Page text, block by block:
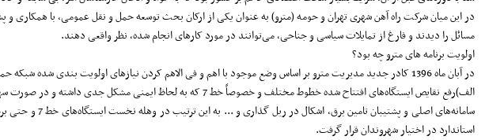
در این میان شرکت راه آهن شهری تهران و حومه (مترو) به عنوان یکی از ارکان بحث توسعه حمل و نقل عمومی، با همکاری و
مسائل را دیدند و فارغ از تمایلات سیاسی و جناحی، می‌توانند در مورد کارهای انجام شده، نظر واقعی دهند.
اولویت برنامه های مترو چه بود؟
در آبان ماه 1396 کادر جدید مدیریت مترو بر اساس وضع موجود با اهم و فی الاهم کردن نیازهای اولویت بندی شده شبکه حمل و نقل ریلی پایتخت، چند هدف را نشانه‌گذاری و بر اساس آن عمل کرد. این موارد عبارت بودند از:
الف)رفع نقایص ایستگاه‌های افتتاح شده خطوط مختلف و خصوصاً خط 7
استاندارد در اختیار شهروندان قرار گرفت.